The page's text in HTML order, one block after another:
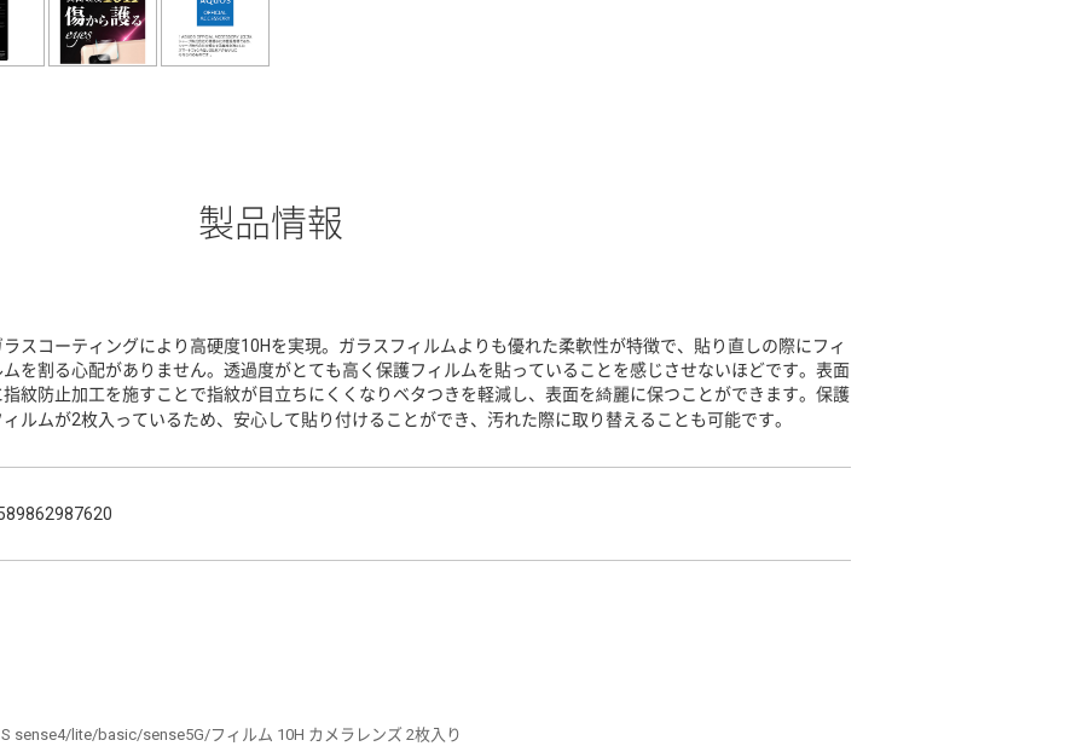
製品情報
ラスコーティングにより高硬度10Hを実現。ガラスフィルムよりも優れた柔軟性が特徴で、貼り直しの際にフィ
ムを割る心配がありません。透過度がとても高く保護フィルムを貼っていることを感じさせないほどです。表面
指紋防止加工を施すことで指紋が目立ちにくくなりベタつきを軽減し、表面を綺麗に保つことができます。保護
ィルムが2枚入っているため、安心して貼り付けることができ、汚れた際に取り替えることも可能です。
sense4/lite/basic/sense5G/フィルム 10H カメラレンズ 2枚入り